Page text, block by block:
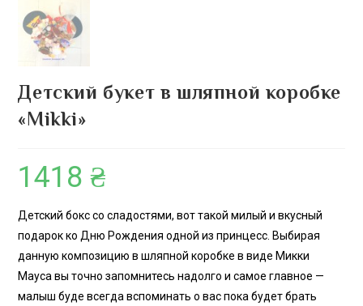
Детский букет в шляпной коробке
«Mikki»
1418₴
Детский бокс со сладостями, вот такой милый и вкусный
подарок ко Дню Рождения одной из принцесс. Выбирая
данную композицию в шляпной коробке в виде Микки
Мауса вы точно запомнитесь надолго и самое главное —
малыш буде всегда вспоминать о вас пока будет брать